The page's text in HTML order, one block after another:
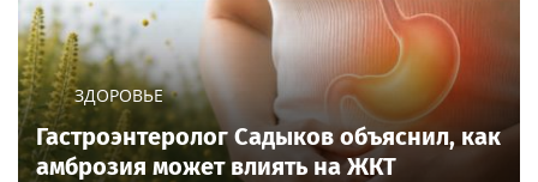
ЗДОРОВЬЕ
Гастроэнтеролог Садыков объяснил, как
амброзия может влиять на ЖКТ